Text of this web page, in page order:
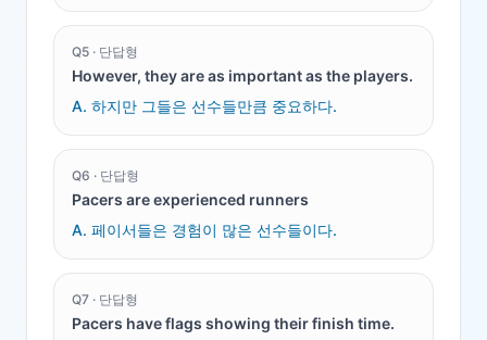
Q5 · 단답형
However, they are as important as the players.
A. 하지만 그들은 선수들만큼 중요하다.
Q6 · 단답형
Pacers are experienced runners
A. 페이서들은 경험이 많은 선수들이다.
Q7 · 단답형
Pacers have flags showing their finish time.